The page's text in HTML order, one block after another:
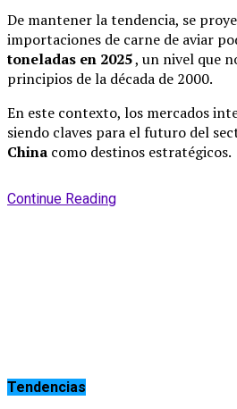
De mantener la tendencia, se
importaciones de carne de aviar
toneladas en 2025, un nivel que
principios de la década de 2000.
En este contexto, los mercados
siendo claves para el futuro del
China como destinos estratégicos.
Continue Reading
Tendencias